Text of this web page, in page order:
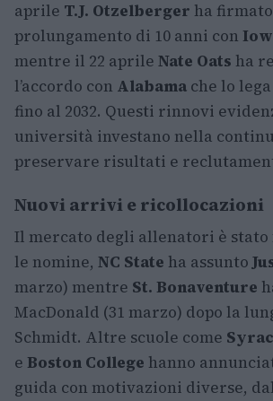
aprile T.J. Otzelberger ha
prolungamento di 10 anni con
mentre il 22 aprile Nate Oats ha
l’accordo con Alabama che lo
fino al 2032. Questi rinnovi
università investano nella
preservare risultati e
Nuovi arrivi e ricollocazioni
Il mercato degli allenatori è
le nomine, NC State ha assunto
marzo) mentre St. Bonaventure
MacDonald (31 marzo) dopo la
Schmidt. Altre scuole come
e Boston College hanno
guida con motivazioni diverse,